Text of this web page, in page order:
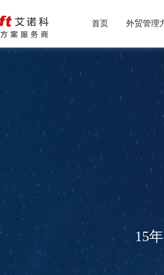
首页 外贸管理
外贸出口
大宗商品
15